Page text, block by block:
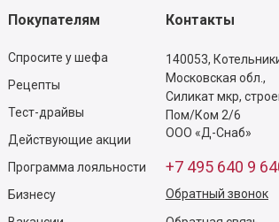
Покупателям
Спросите у шефа
Рецепты
Тест-драйвы
Действующие акции
Программа лояльности
Бизнесу
Контакты
140053,
Московская обл.,
Силикат мкр,
Пом/Ком 2/6
ООО «Д-Снаб»
+7 495 640 9
Обратный звонок